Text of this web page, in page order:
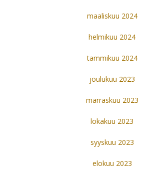
maaliskuu 2024
helmikuu 2024
tammikuu 2024
joulukuu 2023
marraskuu 2023
lokakuu 2023
syyskuu 2023
elokuu 2023